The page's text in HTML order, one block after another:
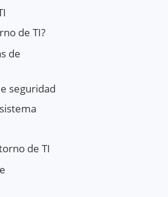
de TI?
de
seguridad
de TI